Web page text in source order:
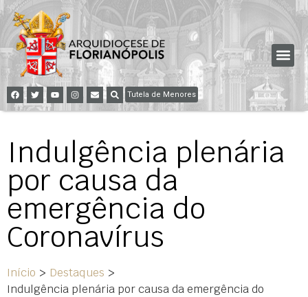
Tutela de Menores
Indulgência plenária
por causa da
emergência do
Coronavírus
Início > Destaques >
Indulgência plenária por causa da emergência do